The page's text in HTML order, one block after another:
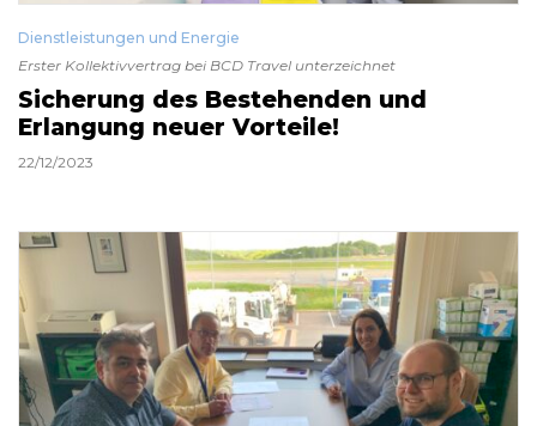
Dienstleistungen und Energie
Erster Kollektivvertrag bei BCD Travel unterzeichnet
Sicherung des Bestehenden und
Erlangung neuer Vorteile!
22/12/2023